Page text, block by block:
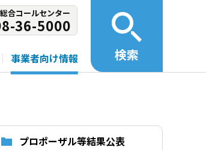
合コールセンター
36-5000
事業者向け情報 検索
プロポーザル等結果公表